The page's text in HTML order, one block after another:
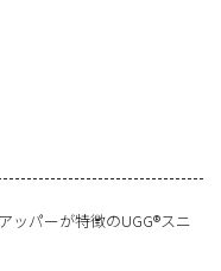
ッパーが特徴のUGG®スニ